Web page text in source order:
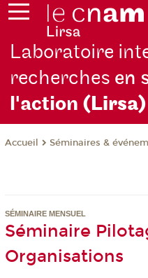
Laboratoire
recherches en
l'action (Lirsa)
Accueil Séminaires &
SÉMINAIRE MENSUEL
Séminaire
Organisations